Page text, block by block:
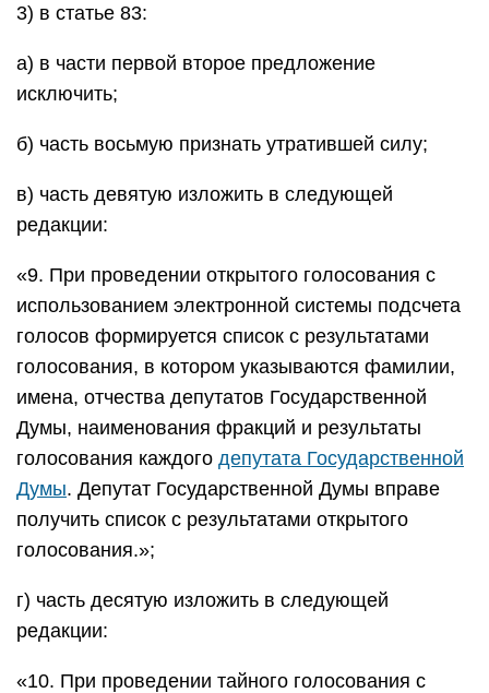
3) в статье 83:
а) в части первой второе предложение
исключить;
б) часть восьмую признать утратившей силу;
в) часть девятую изложить в следующей
редакции:
«9. При проведении открытого голосования с
использованием электронной системы подсчета
голосов формируется список с результатами
голосования, в котором указываются фамилии,
имена, отчества депутатов Государственной
Думы, наименования фракций и результаты
голосования каждого депутата Государственной
Думы. Депутат Государственной Думы вправе
получить список с результатами открытого
голосования.»;
г) часть десятую изложить в следующей
редакции:
«10. При проведении тайного голосования с